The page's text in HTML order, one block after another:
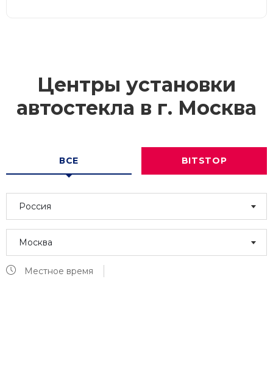
Центры установки
автостекла в г. Москва
ВСЕ BITSTOP
Россия
Москва
Местное время